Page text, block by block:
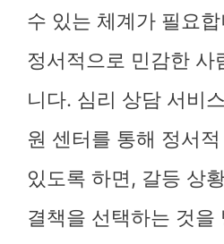
수 있는 체계가 필요
정서적으로 민감한 사
니다. 심리 상담 서비
원 센터를 통해 정서
있도록 하면, 갈등 상
결책을 선택하는 것을